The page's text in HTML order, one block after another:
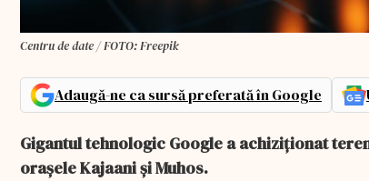
Centru de date / FOTO: Freepik
Adaugă-ne ca sursă preferată în Google
Gigantul tehnologic Google a achiziționat
orașele Kajaani și Muhos.